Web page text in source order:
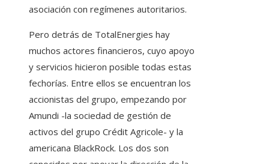
asociación con regímenes autoritarios.
Pero detrás de TotalEnergies hay
muchos actores financieros, cuyo apoyo
y servicios hicieron posible todas estas
fechorías. Entre ellos se encuentran los
accionistas del grupo, empezando por
Amundi -la sociedad de gestión de
activos del grupo Crédit Agricole- y la
americana BlackRock. Los dos son